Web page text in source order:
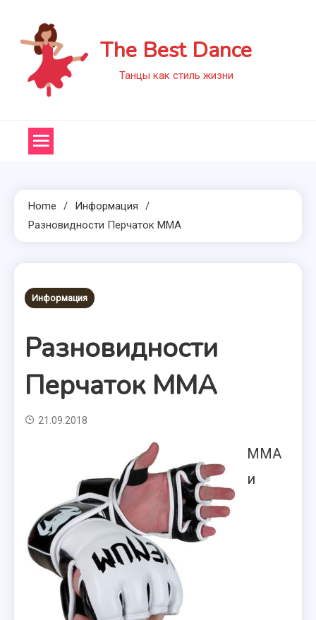
content
The Best Dance
Танцы как стиль жизни
Home
Информация
Разновидности Перчаток ММА
Информация
Разновидности
Перчаток ММА
21.09.2018
ММА
и